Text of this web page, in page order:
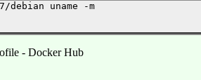
uname -m
- Docker Hub